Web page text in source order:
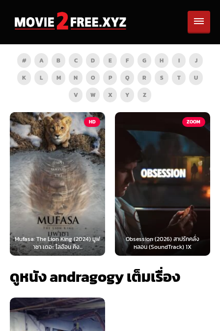
# A B C D E F G H I
J
K
L M N O P Q R S T
U
V
W X Y Z
HD
The Lion King (2024) มูฟ
าซา เดอะ ไลอ้อน คิง...
Obsession (2026) สาปรักคลั่ง
หลอน (SoundTrack) 1X
Survive
ดูหนัง andragogy เต็มเรื่อง